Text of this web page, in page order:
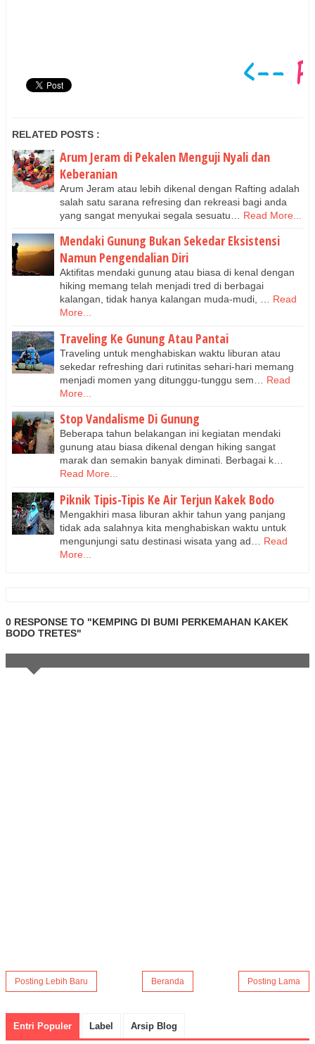
RELATED POSTS :
Arum Jeram di Pekalen Menguji Nyali dan
Keberanian
Arum Jeram atau lebih dikenal dengan Rafting adalah
salah satu sarana refresing dan rekreasi bagi anda
yang sangat menyukai segala sesuatu…
Read More...
Mendaki Gunung Bukan Sekedar Eksistensi
Namun Pengendalian Diri
Aktifitas mendaki gunung atau biasa di kenal dengan
hiking memang telah menjadi tred di berbagai
kalangan, tidak hanya kalangan muda-mudi, …
Read
More...
Traveling Ke Gunung Atau Pantai
Traveling untuk menghabiskan waktu liburan atau
sekedar refreshing dari rutinitas sehari-hari memang
menjadi momen yang ditunggu-tunggu sem…
Read
More...
Stop Vandalisme Di Gunung
Beberapa tahun belakangan ini kegiatan mendaki
gunung atau biasa dikenal dengan hiking sangat
marak dan semakin banyak diminati. Berbagai k…
Read More...
Piknik Tipis-Tipis Ke Air Terjun Kakek Bodo
Mengakhiri masa liburan akhir tahun yang panjang
tidak ada salahnya kita menghabiskan waktu untuk
mengunjungi satu destinasi wisata yang ad…
Read
More...
0 RESPONSE TO "KEMPING DI BUMI PERKEMAHAN KAKEK
BODO TRETES"
Posting Lebih Baru Posting Lama
Beranda
Entri Populer Label Arsip Blog